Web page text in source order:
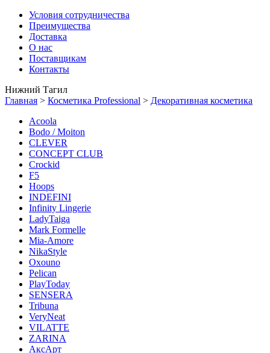
Условия сотрудничества
Преимущества
Доставка
О нас
Поставщикам
Контакты
Нижний Тагил
Главная > Косметика Professional > Декоративная косметика
Acoola
Bodo / Moiton
CLEVER
CONCEPT CLUB
Crockid
F5
Hoops
INDEFINI
Infinity Lingerie
LadyTaiga
Mark Formelle
Mia-Amore
NikaStyle
Oxouno
Pelican
PlayToday
SENSERA
Tribuna
VeryNeat
VILATTE
ZARINA
АксАрт